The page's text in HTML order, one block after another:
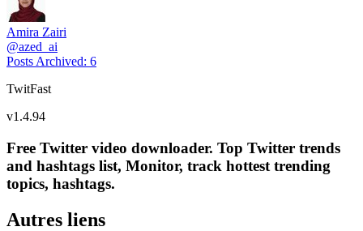
Amira Zairi
@azed_ai
Posts Archived: 6
TwitFast
v1.4.94
Free Twitter video downloader. Top Twitter trends
and hashtags list, Monitor, track hottest trending
topics, hashtags.
Autres liens